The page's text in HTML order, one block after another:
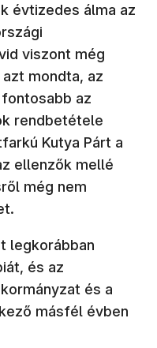
évtizedes álma az
viszont még
mondta, az
az
rendbetétele
Kutya Párt a
ellenzők mellé
még nem
legkorábban
és az
és a
másfél évben